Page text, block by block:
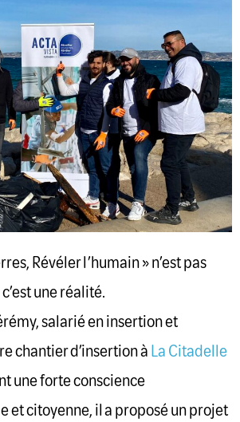
Révéler l’humain » n’est pas
une réalité.
salarié en insertion et
chantier d’insertion àLa Citadelle
une forte conscience
et citoyenne, il a proposé un projet